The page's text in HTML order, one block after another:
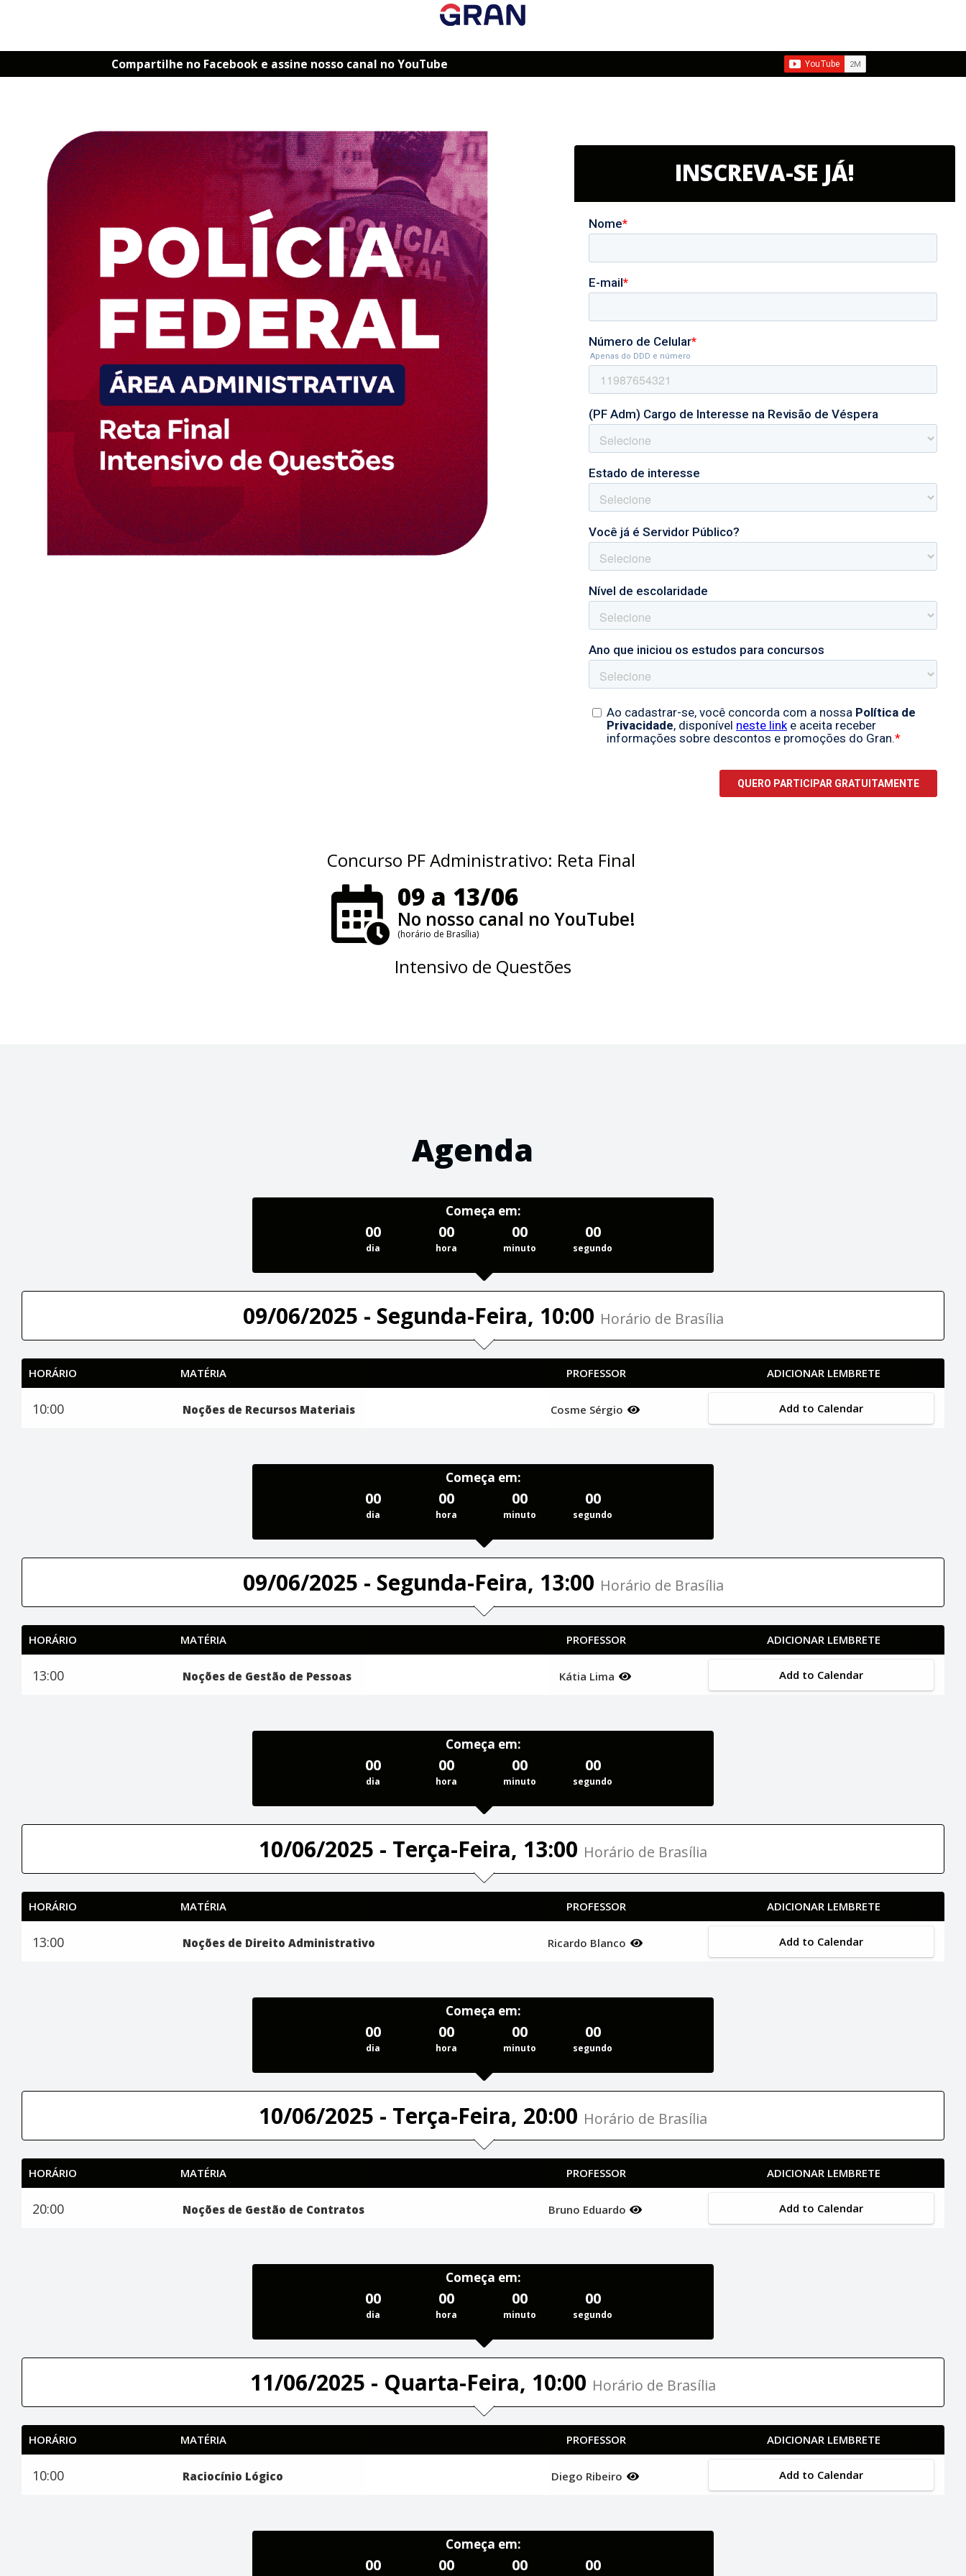
Compartilhe no Facebook e assine nosso canal no YouTube
INSCREVA-SE JÁ!
Concurso PF Administrativo: Reta Final
09 a 13/06
No nosso canal no YouTube!
(horário de Brasília)
Intensivo de Questões
Agenda
Começa em:
00
dia
00
hora
00
minuto
00
segundo
09/06/2025 - Segunda-Feira, 10:00 Horário de Brasília
HORÁRIO MATÉRIA PROFESSOR ADICIONAR LEMBRETE
10:00 Noções de Recursos Materiais Cosme Sérgio Add to Calendar
Começa em:
00
dia
00
hora
00
minuto
00
segundo
09/06/2025 - Segunda-Feira, 13:00 Horário de Brasília
HORÁRIO MATÉRIA PROFESSOR ADICIONAR LEMBRETE
13:00 Noções de Gestão de Pessoas Kátia Lima Add to Calendar
Começa em:
00
dia
00
hora
00
minuto
00
segundo
10/06/2025 - Terça-Feira, 13:00 Horário de Brasília
HORÁRIO MATÉRIA PROFESSOR ADICIONAR LEMBRETE
13:00 Noções de Direito Administrativo Ricardo Blanco Add to Calendar
Começa em:
00
dia
00
hora
00
minuto
00
segundo
10/06/2025 - Terça-Feira, 20:00 Horário de Brasília
HORÁRIO MATÉRIA PROFESSOR ADICIONAR LEMBRETE
20:00 Noções de Gestão de Contratos Bruno Eduardo Add to Calendar
Começa em:
00
dia
00
hora
00
minuto
00
segundo
11/06/2025 - Quarta-Feira, 10:00 Horário de Brasília
HORÁRIO MATÉRIA PROFESSOR ADICIONAR LEMBRETE
10:00 Raciocínio Lógico Diego Ribeiro Add to Calendar
Começa em:
00 00 00 00